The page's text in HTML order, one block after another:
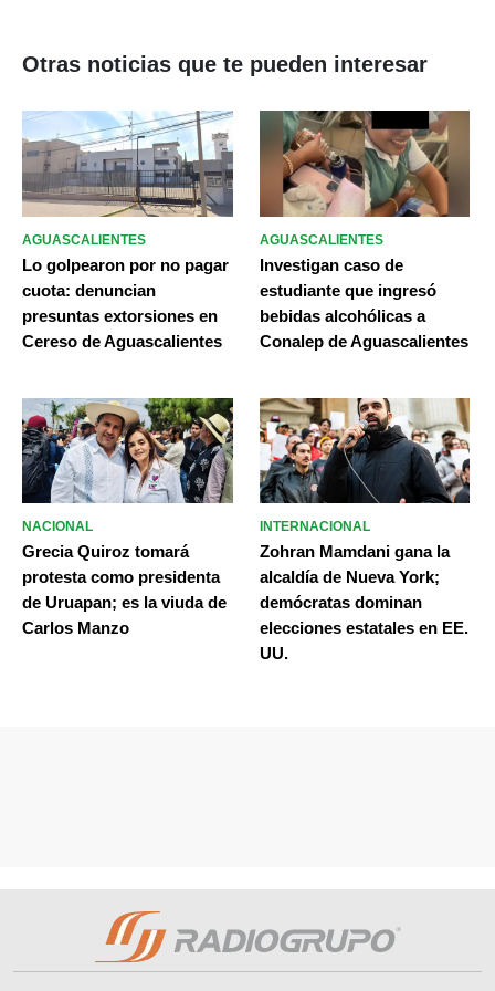
Otras noticias que te pueden interesar
AGUASCALIENTES
Lo golpearon por no pagar
cuota: denuncian
presuntas extorsiones en
Cereso de Aguascalientes
AGUASCALIENTES
Investigan caso de
estudiante que ingresó
bebidas alcohólicas a
Conalep de Aguascalientes
NACIONAL
Grecia Quiroz tomará
protesta como presidenta
de Uruapan; es la viuda de
Carlos Manzo
INTERNACIONAL
Zohran Mamdani gana la
alcaldía de Nueva York;
demócratas dominan
elecciones estatales en EE.
UU.